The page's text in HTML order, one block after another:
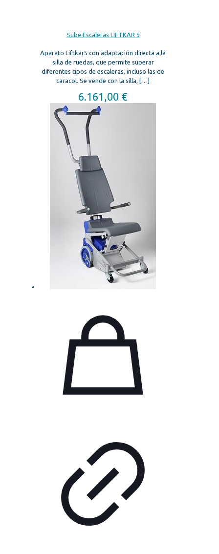
Sube Escaleras LIFTKAR 5
Aparato Liftkar5 con adaptación directa a la
silla de ruedas, que permite superar
diferentes tipos de escaleras, incluso las de
caracol. Se vende con la silla,
[…]
6.161,00 €